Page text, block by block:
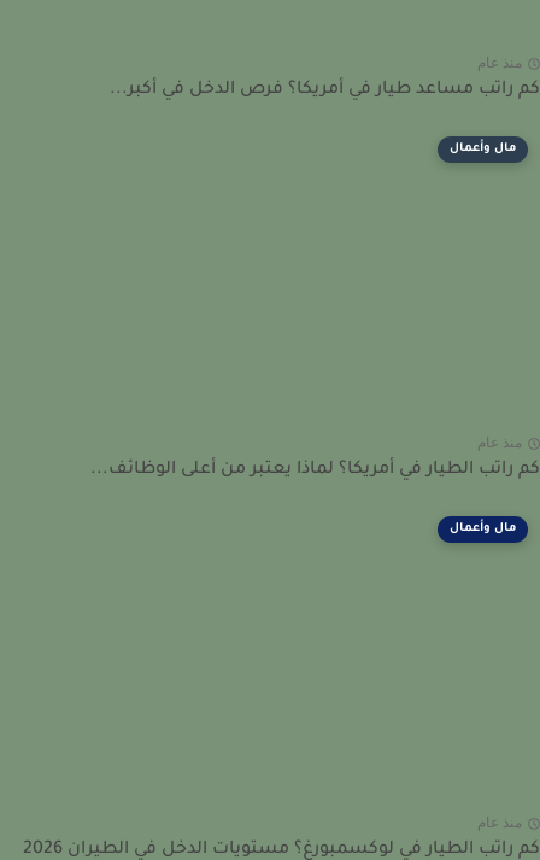
عام
مساعد طيار في أمريكا؟ فرص الدخل في أكبر...
مال وأعمال
عام
الطيار في أمريكا؟ لماذا يعتبر من أعلى الوظائف...
مال وأعمال
عام
الطيار في لوكسمبورغ؟ مستويات الدخل في الطيران 2026